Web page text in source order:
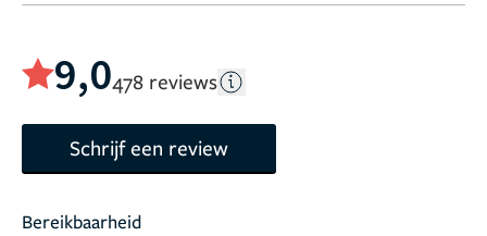
9,0478 reviews
Schrijf een review
Bereikbaarheid